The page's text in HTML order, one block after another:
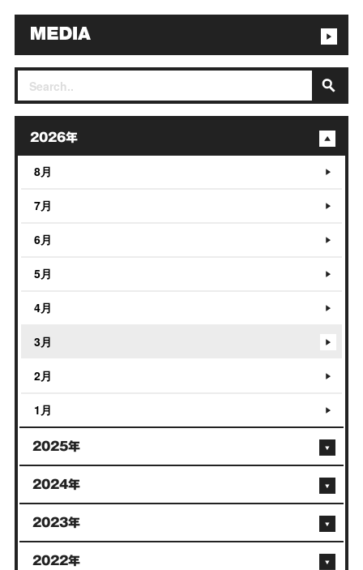
2026年
8月
7月
6月
5月
4月
3月
2月
1月
2025年
2024年
2023年
2022年